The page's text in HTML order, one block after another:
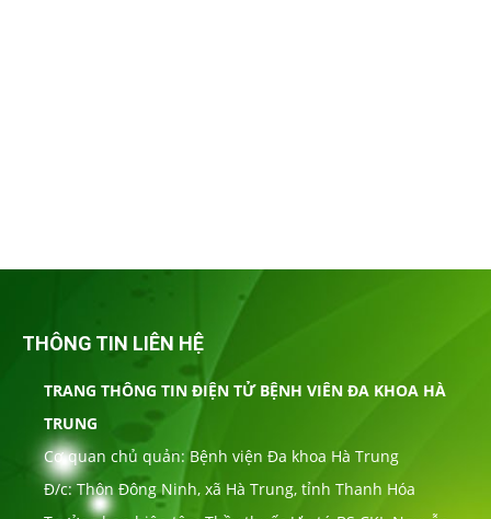
THÔNG TIN LIÊN HỆ
TRANG THÔNG TIN ĐIỆN TỬ BỆNH VIÊN ĐA KHOA HÀ
TRUNG
Cơ quan chủ quản: Bệnh viện Đa khoa Hà Trung
Đ/c: Thôn Đông Ninh, xã Hà Trung, tỉnh Thanh Hóa